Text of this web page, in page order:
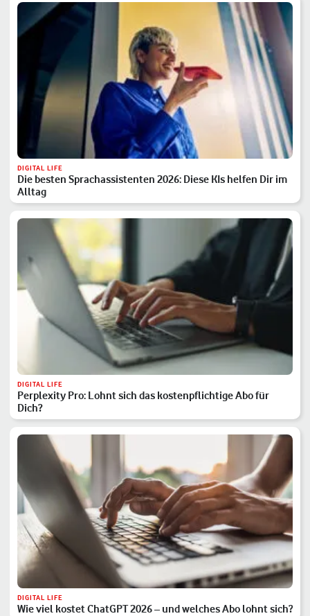
DIGITAL LIFE
Die besten Sprachassistenten 2026: Diese KIs helfen Dir im
Alltag
DIGITAL LIFE
Perplexity Pro: Lohnt sich das kostenpflichtige Abo für
Dich?
DIGITAL LIFE
Wie viel kostet ChatGPT 2026 – und welches Abo lohnt sich?